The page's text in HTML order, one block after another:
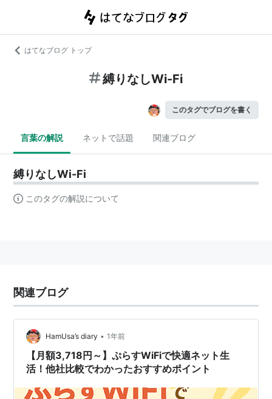
はてなブログ トップ
縛りなしWi-Fi
このタグでブログを書く
言葉の解説 ネットで話題 関連ブログ
縛りなしWi-Fi
このタグの解説について
関連ブログ
HamUsa’s diary • 1年前
【月額3,718円～】ぷらすWiFiで快適ネット生
活！他社比較でわかったおすすめポイント